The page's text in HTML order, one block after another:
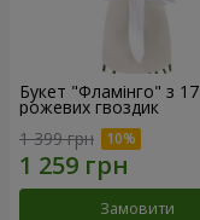
Букет "Фламінго" з 17
рожевих гвоздик
1 399 грн
Замовити